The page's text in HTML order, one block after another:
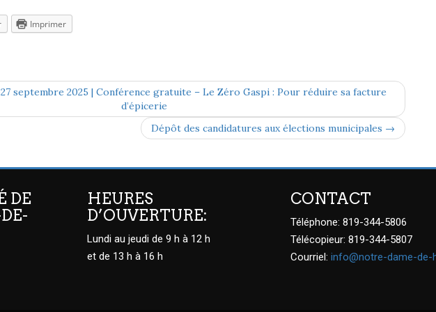
Imprimer
septembre 2025 | Conférence gratuite – Le Zéro Gaspi : Pour réduire sa facture
d’épicerie
Dépôt des candidatures aux élections municipales →
DE
HEURES
D’OUVERTURE:
Lundi au jeudi de 9 h à 12 h
et de 13 h à 16 h
CONTACT
Téléphone: 819-344-5806
Télécopieur: 819-344-5807
Courriel: info@notre-dame-de-